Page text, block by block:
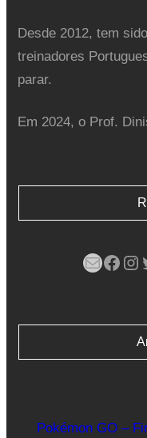
Desde 2012, tem
treinadores
parar.
Em 2024, o Prof.
Mail Facebook Instagram Twitter
Pokémon GO –